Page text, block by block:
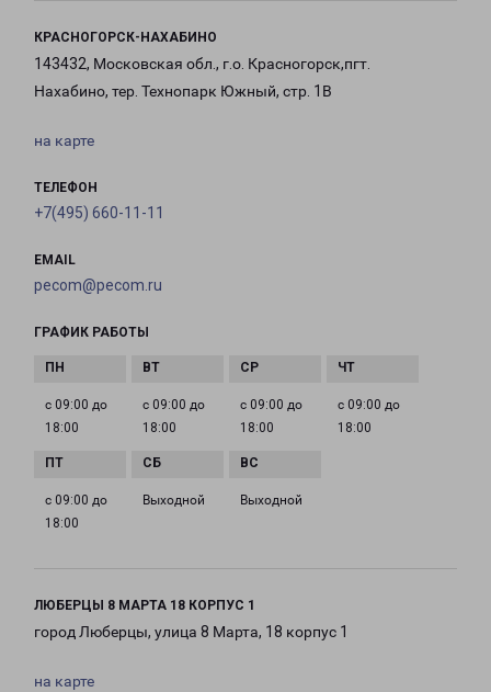
КРАСНОГОРСК-НАХАБИНО
143432, Московская обл., г.о. Красногорск,пгт.
Нахабино, тер. Технопарк Южный, стр. 1В
на карте
ТЕЛЕФОН
+7(495) 660-11-11
EMAIL
pecom@pecom.ru
ГРАФИК РАБОТЫ
с 09:00 до
18:00
с 09:00 до
18:00
с 09:00 до
18:00
с 09:00 до
18:00
с 09:00 до
18:00
Выходной Выходной
ЛЮБЕРЦЫ 8 МАРТА 18 КОРПУС 1
город Люберцы, улица 8 Марта, 18 корпус 1
на карте